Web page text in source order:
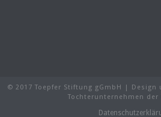
© 2017 Toepfer Stiftung gGmbH | Design
Tochterunternehmen der